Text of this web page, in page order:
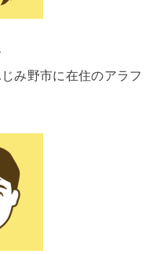
み野市に在住のアラフ